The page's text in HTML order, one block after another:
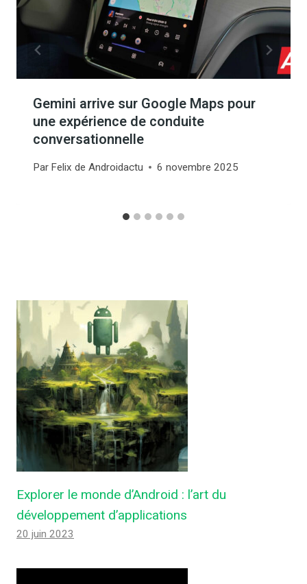
Gemini arrive sur Google Maps pour
une expérience de conduite
conversationnelle
Par Felix de Androidactu 6 novembre 2025
Explorer le monde d’Android : l’art du
développement d’applications
20 juin 2023